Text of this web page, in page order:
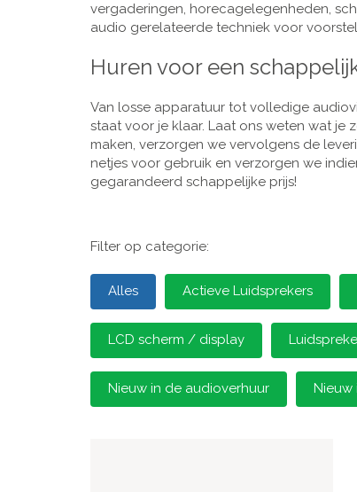
vergaderingen, horecagelegenheden,
audio gerelateerde techniek voor
Huren voor een
Van losse apparatuur tot volledige
staat voor je klaar. Laat ons weten wat je
maken, verzorgen we vervolgens de
netjes voor gebruik en verzorgen we
gegarandeerd schappelijke prijs!
Filter op categorie:
Alles Actieve Luidsprekers
LCD scherm / display
Nieuw in de audioverhuur Nieuw